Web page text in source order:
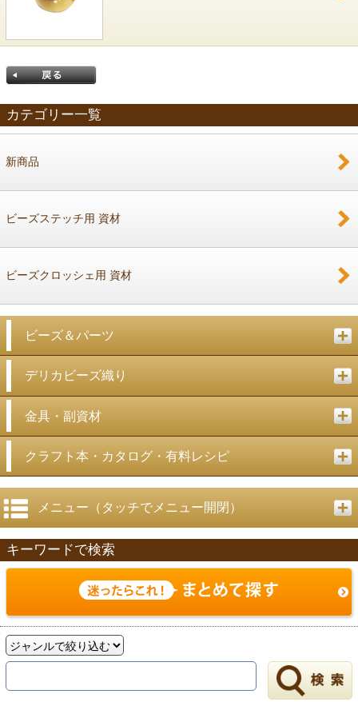
カテゴリー一覧
新商品
ビーズステッチ用 資材
ビーズクロッシェ用 資材
ビーズ＆パーツ
デリカビーズ織り
金具・副資材
クラフト本・カタログ・有料レシピ
メニュー（タッチでメニュー開閉）
キーワードで検索